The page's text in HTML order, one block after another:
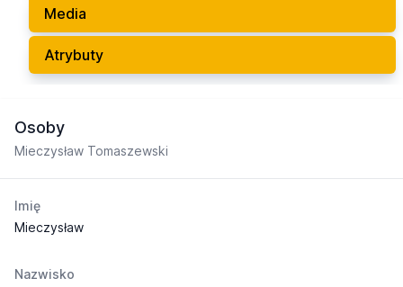
Media
Atrybuty
Osoby
Mieczysław Tomaszewski
Imię
Mieczysław
Nazwisko